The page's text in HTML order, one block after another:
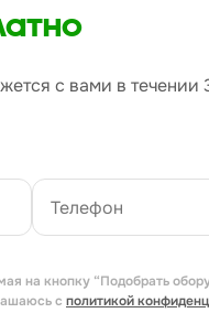
с вами в течении
на кнопку “Подобрать
с политикой